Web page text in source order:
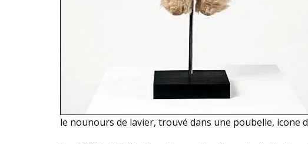
le nounours de lavier, trouvé dans une poubelle, icone